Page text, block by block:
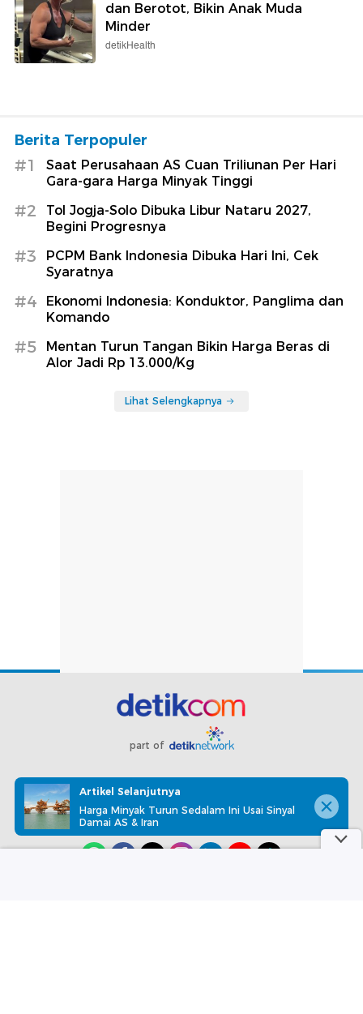
dan Berotot, Bikin Anak Muda
Minder
detikHealth
Berita Terpopuler
#1
Saat Perusahaan AS Cuan Triliunan Per Hari
Gara-gara Harga Minyak Tinggi
#2
Tol Jogja-Solo Dibuka Libur Nataru 2027,
Begini Progresnya
#3
PCPM Bank Indonesia Dibuka Hari Ini, Cek
Syaratnya
#4
Ekonomi Indonesia: Konduktor, Panglima dan
Komando
#5
Mentan Turun Tangan Bikin Harga Beras di
Alor Jadi Rp 13.000/Kg
Lihat Selengkapnya
part of
Redaksi Pedoman Media Siber Karir
Kotak Pos
Info Iklan
Privacy Policy Disclaimer
Artikel Selanjutnya
Harga Minyak Turun Sedalam Ini Usai Sinyal
Damai AS & Iran